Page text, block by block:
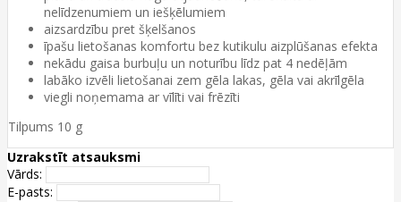
nelīdzenumiem un iešķēlumiem
aizsardzību pret šķelšanos
īpašu lietošanas komfortu bez kutikulu aizplūšanas efekta
nekādu gaisa burbuļu un noturību līdz pat 4 nedēļām
labāko izvēli lietošanai zem gēla lakas, gēla vai akrīlgēla
viegli noņemama ar vīlīti vai frēzīti
Tilpums 10 g
Uzrakstīt atsauksmi
Vārds:
E-pasts: